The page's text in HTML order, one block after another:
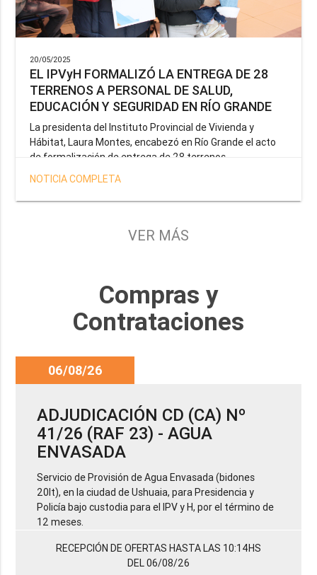
20/05/2025
EL IPVyH FORMALIZÓ LA ENTREGA DE 28
TERRENOS A PERSONAL DE SALUD,
EDUCACIÓN Y SEGURIDAD EN RÍO GRANDE
La presidenta del Instituto Provincial de Vivienda y
Hábitat, Laura Montes, encabezó en Río Grande el acto
de formalización de entrega de 28 terrenos
correspondientes a la operatoria especial anunciada por
el Gobernador Gustavo Melella, la cual tiene como
objetivo brindar una solución habitacional a docentes,
Provincia y del Servicio Penitenciario.
NOTICIA COMPLETA
VER MÁS
Compras y
Contrataciones
06/08/26
ADJUDICACIÓN CD (CA) Nº
41/26 (RAF 23) - AGUA
ENVASADA
Servicio de Provisión de Agua Envasada (bidones
20lt), en la ciudad de Ushuaia, para Presidencia y
Policía bajo custodia para el IPV y H, por el término de
12 meses.
RECEPCIÓN DE OFERTAS HASTA LAS 10:14HS
DEL 06/08/26